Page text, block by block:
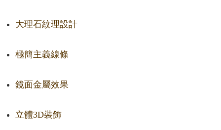
大理石紋理設計
極簡主義線條
鏡面金屬效果
立體3D裝飾